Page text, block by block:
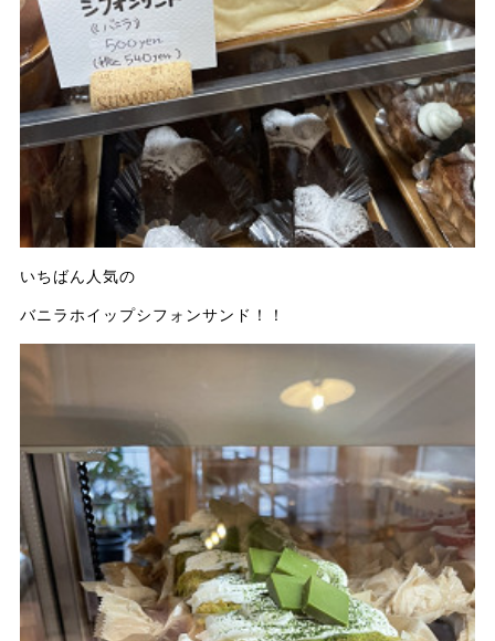
いちばん人気の
バニラホイップシフォンサンド！！